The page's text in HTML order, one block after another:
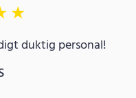
★
duktig personal!